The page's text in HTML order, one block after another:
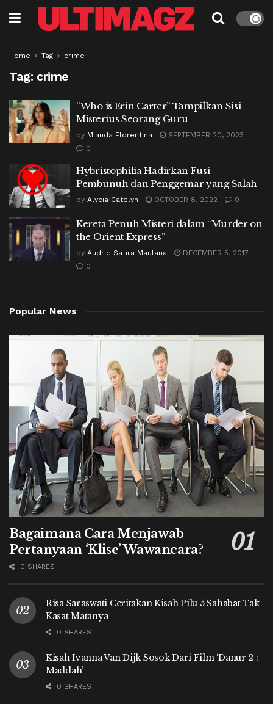
Home Tag crime
Tag: crime
“Who is Erin Carter” Tampilkan Sisi
Misterius Seorang Guru
by Mianda Florentina
SEPTEMBER 20, 2023
0
Hybristophilia Hadirkan Fusi
Pembunuh dan Penggemar yang Salah
by Alycia Catelyn OCTOBER 8, 2022 0
Kereta Penuh Misteri dalam “Murder on
the Orient Express”
by Audrie Safira Maulana
DECEMBER 5, 2017
0
Popular News
Bagaimana Cara Menjawab
Pertanyaan ‘Klise’ Wawancara?
0 SHARES
Risa Saraswati Ceritakan Kisah Pilu 5 Sahabat Tak
Kasat Matanya
0 SHARES
Kisah Ivanna Van Dijk Sosok Dari Film ‘Danur 2 :
Maddah’
0 SHARES